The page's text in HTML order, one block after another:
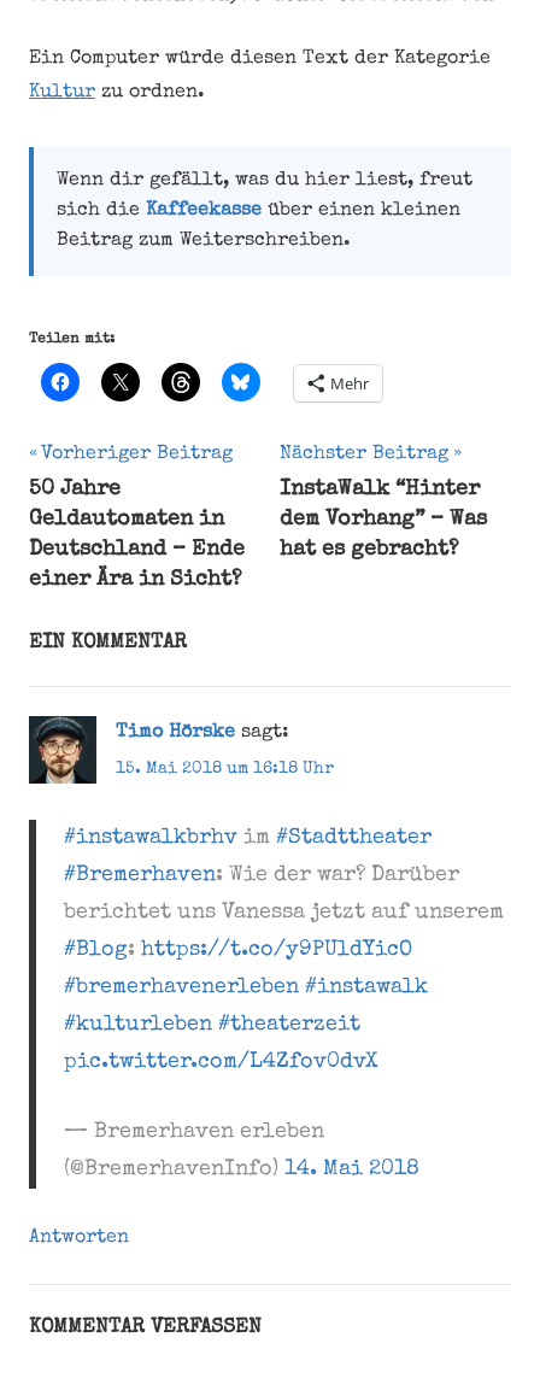
Ein Computer würde diesen Text der Kategorie
Kultur zu ordnen.
Wenn dir gefällt, was du hier liest, freut
sich die Kaffeekasseüber einen kleinen
Beitrag zum Weiterschreiben.
Teilen mit:
Mehr
Bremerhaven
bremerhavenerleben
Bühne
Gebäude
Stadttheater
Bremerhaven
stadttheaterbremerhaven
Theater
Vorhang
Beitragsnavigation
Vorheriger Beitrag
50 Jahre
Geldautomaten in
Deutschland – Ende
einer Ära in Sicht?
Nächster Beitrag
InstaWalk “Hinter
dem Vorhang” – Was
hat es gebracht?
EIN KOMMENTAR
Timo Hörske sagt:
15. Mai 2018 um 16:18 Uhr
#instawalkbrhvim #Stadttheater
#Bremerhaven: Wie der war? Darüber
berichtet uns Vanessa jetzt auf unserem
#Blog: https://t.co/y9PUldYicO
#bremerhavenerleben #instawalk
#kulturleben #theaterzeit
pic.twitter.com/L4Zfov0dvX
— Bremerhaven erleben
(@BremerhavenInfo) 14. Mai 2018
Antworten
KOMMENTAR VERFASSEN